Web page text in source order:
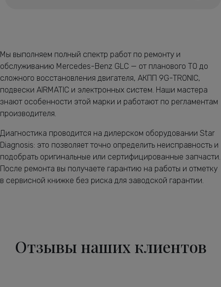
Мы выполняем полный спектр работ по ремонту и
обслуживанию Mercedes-Benz GLC — от планового ТО до
сложного восстановления двигателя, АКПП 9G-TRONIC,
подвески AIRMATIC и электронных систем. Наши мастера
знают особенности этой марки и работают по регламентам
производителя.
Диагностика проводится на дилерском оборудовании Star
Diagnosis: это позволяет точно определить неисправность и
подобрать оригинальные или сертифицированные запчасти.
После ремонта вы получаете гарантию на работы и отметку
в сервисной книжке без риска для заводской гарантии.
Отзывы наших клиентов